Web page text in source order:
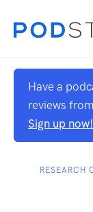
Have a
reviews
Sign up now!
RESEARCH